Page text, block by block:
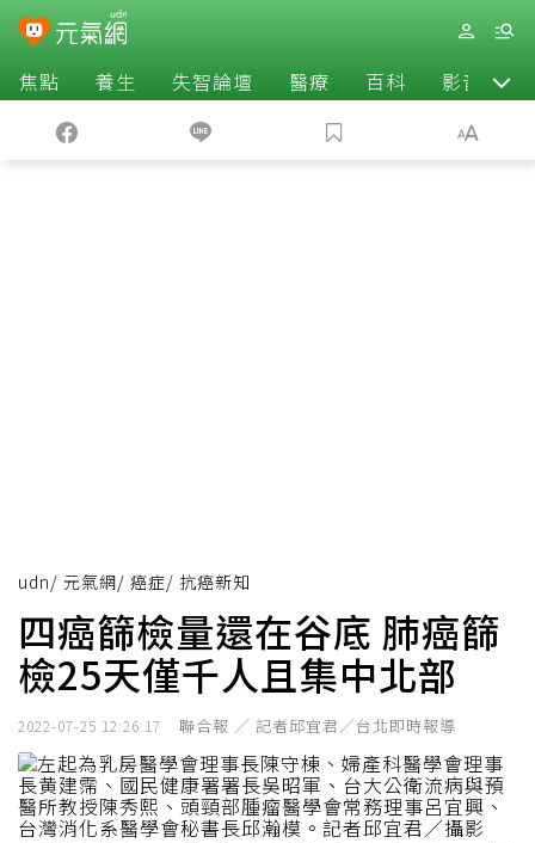
焦點 養生 失智論壇 醫療 百科 影音
udn/ 元氣網/ 癌症/ 抗癌新知
四癌篩檢量還在谷底 肺癌篩
檢25天僅千人且集中北部
2022-07-25 12:26:17 聯合報 ／ 記者邱宜君／台北即時報導